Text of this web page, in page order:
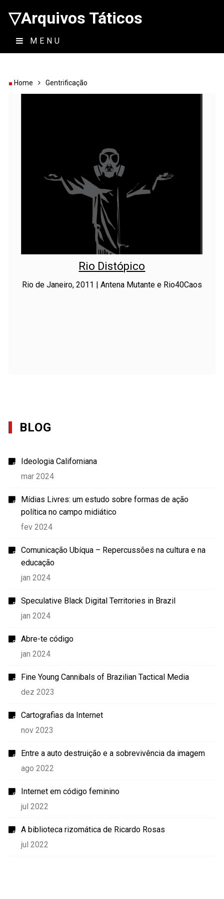
▽Arquivos Táticos
MENU
Home Gentrificação
Rio Distópico
Rio de Janeiro, 2011 | Antena Mutante e Rio40Caos
BLOG
Ideologia Californiana
mar 2024
Mídias Livres: um estudo sobre formas de ação
política no campo midiático
fev 2024
Comunicação Ubíqua – Repercussões na cultura e na
educação
jan 2024
Speculative Black Digital Territories in Brazil
jan 2024
Abre-te código
jan 2024
Fine Young Cannibals of Brazilian Tactical Media
dez 2023
Cartografias da Internet
nov 2023
Entre a auto destruição e a sobrevivência da imagem
ago 2022
Internet em código feminino
jul 2022
A biblioteca rizomática de Ricardo Rosas
jul 2022